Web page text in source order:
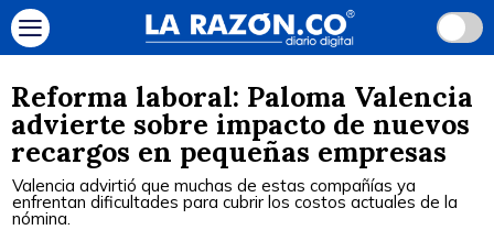
Reforma laboral: Paloma Valencia
advierte sobre impacto de nuevos
recargos en pequeñas empresas
Valencia advirtió que muchas de estas compañías ya
enfrentan dificultades para cubrir los costos actuales de la
nómina.